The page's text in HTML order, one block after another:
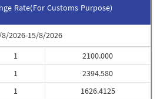
Rate(For Customs Purpose)
2026-15/8/2026
1
1
1
2100.000
2394.580
1626.4125